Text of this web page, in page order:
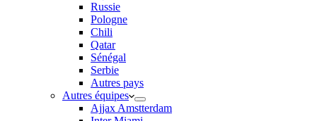
Russie
Pologne
Chili
Qatar
Sénégal
Serbie
Autres pays
Autres équipes
Ajjax Amstterdam